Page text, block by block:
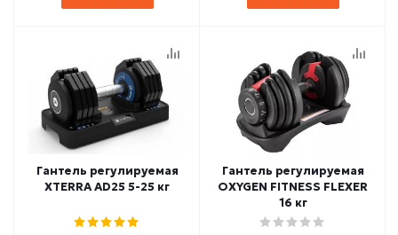
Гантель регулируемая
XTERRA AD25 5-25 кг
Гантель регулируемая
OXYGEN FITNESS FLEXER
16 кг